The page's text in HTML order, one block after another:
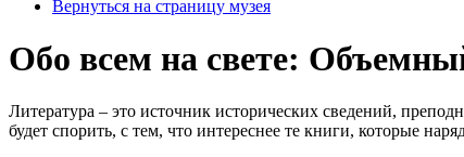
Вернуться на страницу музея
Обо всем на свете:
Литература – это источник исторических сведений,
будет спорить, с тем, что интереснее те книги, которые